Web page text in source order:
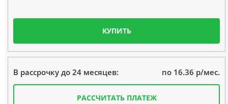
КУПИТЬ
В рассрочку до 24 месяцев: по 16.36 р/мес.
РАССЧИТАТЬ ПЛАТЕЖ